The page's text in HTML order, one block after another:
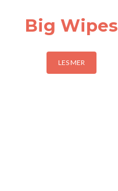
Big Wipes
LES MER